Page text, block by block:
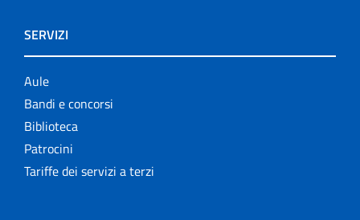
SERVIZI
Aule
Bandi e concorsi
Biblioteca
Patrocini
Tariffe dei servizi a terzi